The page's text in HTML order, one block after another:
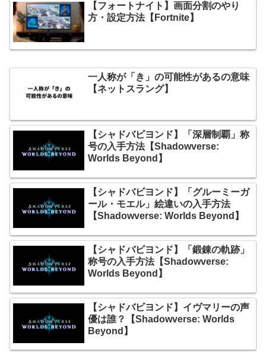
【フォートナイト】画面分割のやり
方・設定方法【Fortnite】
一人称が「き」の可能性があるの意味
【ネットスラング】
【シャドバビヨンド】「深層制覇」称
号の入手方法【Shadowverse:
Worlds Beyond】
【シャドバビヨンド】「グルーミーガ
ール・モエル」絵違いの入手方法
【Shadowverse: Worlds Beyond】
【シャドバビヨンド】「鍛錬の軌跡」
称号の入手方法【Shadowverse:
Worlds Beyond】
【シャドバビヨンド】イヴマリーの声
優は誰？【Shadowverse: Worlds
Beyond】